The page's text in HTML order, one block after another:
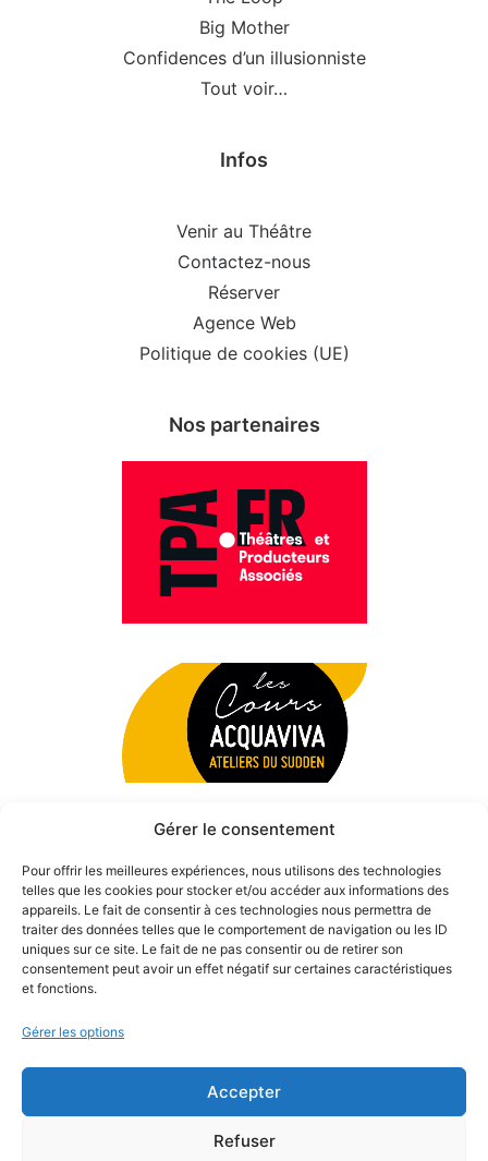
Gérer le consentement
Pour offrir les meilleures expériences, nous utilisons des technologies
telles que les cookies pour stocker et/ou accéder aux informations des
appareils. Le fait de consentir à ces technologies nous permettra de
traiter des données telles que le comportement de navigation ou les ID
uniques sur ce site. Le fait de ne pas consentir ou de retirer son
consentement peut avoir un effet négatif sur certaines caractéristiques
et fonctions.
Gérer les options
Accepter
Refuser
Big Mother
Confidences d’un illusionniste
Tout voir…
Infos
Venir au Théâtre
Contactez-nous
Réserver
Agence Web
Politique de cookies (UE)
Nos partenaires
© 2026 Théâtre des Béliers Parisiens. | Tous droits réservés.